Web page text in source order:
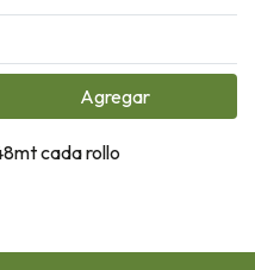
Agregar
cada rollo